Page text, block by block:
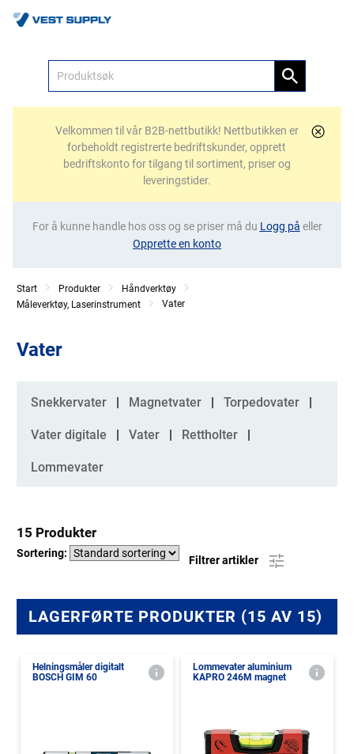
Velkommen til vår B2B-nettbutikk! Nettbutikken er
forbeholdt registrerte bedriftskunder, opprett
bedriftskonto for tilgang til sortiment, priser og
leveringstider.
For å kunne handle hos oss og se priser må du Logg på eller
Opprette en konto
Start Produkter
Håndverktøy
Måleverktøy, Laserinstrument
Vater
Vater
Kategorier
Snekkervater Magnetvater Torpedovater
Vater digitale Vater Rettholter
Lommevater
15 Produkter
Sortering:
Filtrer artikler
LAGERFØRTE PRODUKTER (15 AV 15)
Helningsmåler digitalt
BOSCH GIM 60
Lommevater aluminium
KAPRO 246M magnet